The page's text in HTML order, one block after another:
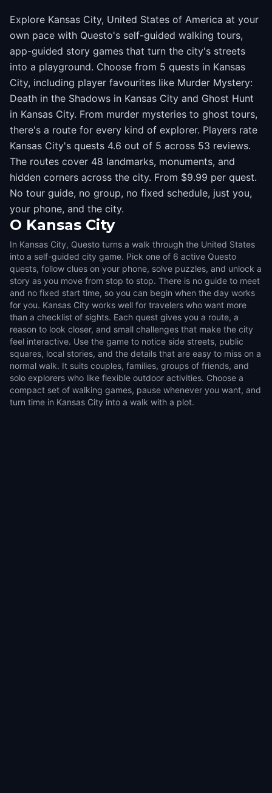
Explore Kansas City, United States of America at your
own pace with Questo's self-guided walking tours,
app-guided story games that turn the city's streets
into a playground. Choose from 5 quests in Kansas
City, including player favourites like Murder Mystery:
Death in the Shadows in Kansas City and Ghost Hunt
in Kansas City. From murder mysteries to ghost tours,
there's a route for every kind of explorer. Players rate
Kansas City's quests 4.6 out of 5 across 53 reviews.
The routes cover 48 landmarks, monuments, and
hidden corners across the city. From $9.99 per quest.
No tour guide, no group, no fixed schedule, just you,
your phone, and the city.
O Kansas City
In Kansas City, Questo turns a walk through the United States
into a self-guided city game. Pick one of 6 active Questo
quests, follow clues on your phone, solve puzzles, and unlock a
story as you move from stop to stop. There is no guide to meet
and no fixed start time, so you can begin when the day works
for you. Kansas City works well for travelers who want more
than a checklist of sights. Each quest gives you a route, a
reason to look closer, and small challenges that make the city
feel interactive. Use the game to notice side streets, public
squares, local stories, and the details that are easy to miss on a
normal walk. It suits couples, families, groups of friends, and
solo explorers who like flexible outdoor activities. Choose a
compact set of walking games, pause whenever you want, and
turn time in Kansas City into a walk with a plot.